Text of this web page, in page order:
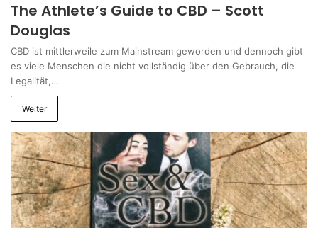
The Athlete’s Guide to CBD – Scott
Douglas
CBD ist mittlerweile zum Mainstream geworden und dennoch gibt
es viele Menschen die nicht vollständig über den Gebrauch, die
Legalität,…
Weiter